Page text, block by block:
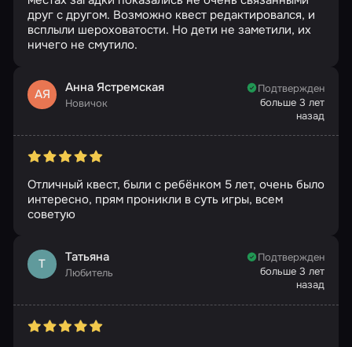
друг с другом. Возможно квест редактировался, и
всплыли шероховатости. Но дети не заметили, их
ничего не смутило.
АЯ Анна Ястремская
Новичок
Подтвержден
больше 3 лет
назад
Отличный квест, были с ребёнком 5 лет, очень было
интересно, прям проникли в суть игры, всем
советую
Т Татьяна
Любитель
Подтвержден
больше 3 лет
назад